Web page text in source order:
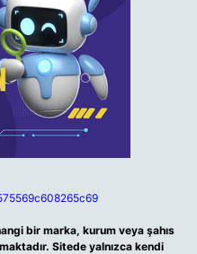
bir marka, kurum veya şahıs
Sitede yalnızca kendi